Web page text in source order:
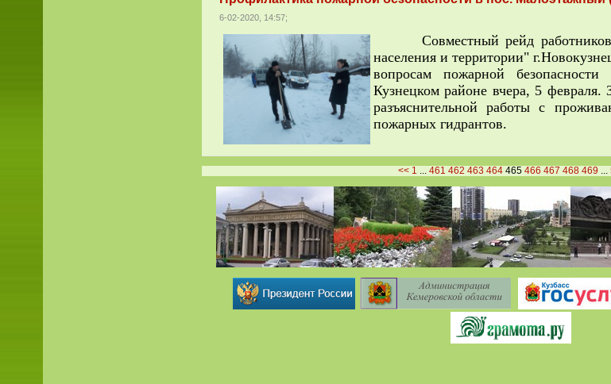
6-02-2020, 14:57;
Совместный рейд работников
населения и территории"
вопросам пожарной
Кузнецком районе вчера, 5 февраля.
разъяснительной работы с
пожарных гидрантов.
<< 1 ... 461 462 463 464 465 466 467 468 469 ...